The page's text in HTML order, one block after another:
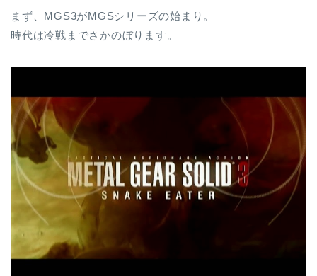
まず、MGS3がMGSシリーズの始まり。
時代は冷戦までさかのぼります。